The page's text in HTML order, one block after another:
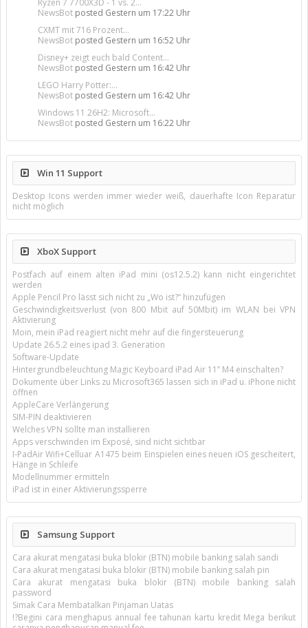
Ryzen 7 7700X3D - 1 vs. 2...
NewsBot posted Gestern um 17:22 Uhr
CXMT mit 716 Prozent...
NewsBot posted Gestern um 16:52 Uhr
Disney+ zeigt euch bald Content...
NewsBot posted Gestern um 16:42 Uhr
LEGO Harry Potter:...
NewsBot posted Gestern um 16:42 Uhr
Windows 11 26H2: Microsoft...
NewsBot posted Gestern um 16:22 Uhr
Win 11 Support
Desktop Icons werden immer wieder weiß, dauerhafte Icon Reparatur
nicht möglich
XboX Support
Postfach auf einem alten iPad mini (os12.5.2) kann nicht eingerichtet
werden
Apple Pencil Pro lässt sich nicht zu „Wo ist?“ hinzufügen
Geschwindigkeitsverlust (von 800 Mbit auf 50Mbit) im WLAN bei VPN
Aktivierung
Moin, mein iPad reagiert nicht mehr auf die fingersteuerung
Update 26.5.2 eines ipad 3. Generation
Software-Update
Hintergrundbeleuchtung Magic Keyboard iPad Air 11’’ M4 einschalten?
Dokumente über Links zu Microsoft365 lassen sich in iPad u. iPhone nicht
öffnen
AppleCare Verlängerung
SIM-PIN deaktivieren
Welches VPN sollte man installieren
Apps verschwinden im Exposé, sind nicht sichtbar
I-PadAir Wifi+Celluar A1475 beim Einspielen eines neuen iOS gescheitert,
Hänge in Schleife
Modellnummer ermitteln
iPad ist in einer Aktivierungssperre
Samsung Support
Cara akurat mengatasi buka blokir (BTN) mobile banking salah sandi
Cara akurat mengatasi buka blokir (BTN) mobile banking salah pin
Cara akurat mengatasi buka blokir (BTN) mobile banking salah
password
Simak Cara Membatalkan Pinjaman Uatas
!?Begini cara menghapus annual fee tahunan kartu kredit Mega berikut